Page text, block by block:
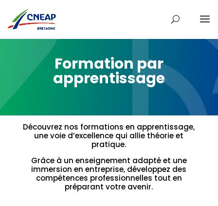
Formation par
apprentissage
Découvrez nos formations en apprentissage,
une voie d’excellence qui allie théorie et
pratique.
Grâce à un enseignement adapté et une
immersion en entreprise, développez des
compétences professionnelles tout en
préparant votre avenir.